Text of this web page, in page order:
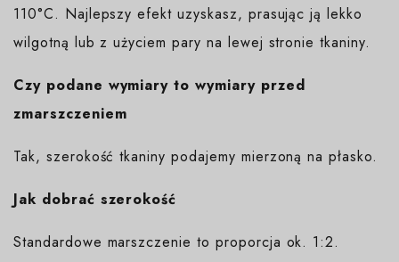
110°C. Najlepszy efekt uzyskasz, prasując ją lekko
wilgotną lub z użyciem pary na lewej stronie tkaniny.
Czy podane wymiary to wymiary przed
zmarszczeniem
Tak, szerokość tkaniny podajemy mierzoną na płasko.
Jak dobrać szerokość
Standardowe marszczenie to proporcja ok. 1:2.